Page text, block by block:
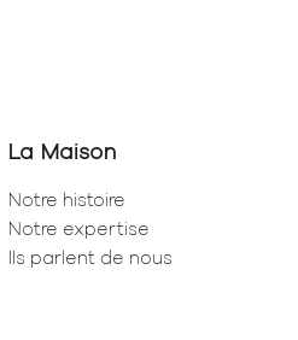
La Maison
Notre histoire
Notre expertise
Ils parlent de nous